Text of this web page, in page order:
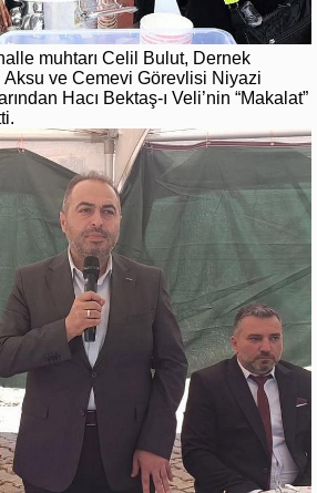
muhtarı Celil Bulut, Dernek
Aksu ve Cemevi Görevlisi Niyazi
Hacı Bektaş-ı Veli’nin “Makalat”